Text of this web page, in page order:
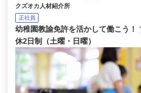
クズオカ人材紹介所
正社員
幼稚園教諭免許を活かして働こう
休2日制（土曜・日曜）